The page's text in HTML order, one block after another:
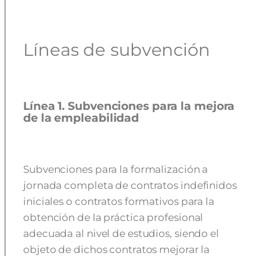
Líneas de subvención
Línea 1. Subvenciones para la mejora
de la empleabilidad
Subvenciones para la formalización a
jornada completa de contratos indefinidos
iniciales o contratos formativos para la
obtención de la práctica profesional
adecuada al nivel de estudios, siendo el
objeto de dichos contratos mejorar la